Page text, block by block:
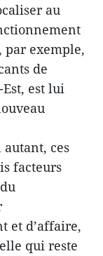
au
par exemple,
de
est lui
ces
facteurs
et d’affaire,
qui reste